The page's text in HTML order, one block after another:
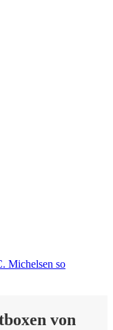
Michelsen so
von